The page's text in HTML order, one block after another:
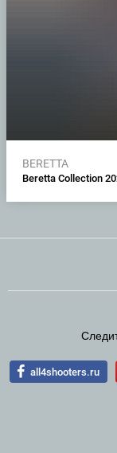
BERETTA
Beretta Collection
all4shooters.ru